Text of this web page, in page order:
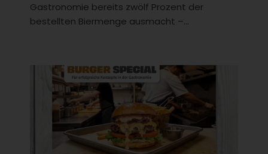
Gastronomie bereits zwölf Prozent der
bestellten Biermenge ausmacht –...